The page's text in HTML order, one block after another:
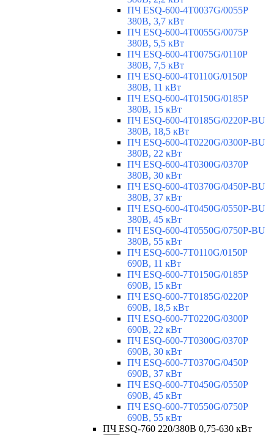
ПЧ ESQ-600-4T0037G/0055P
380В, 3,7 кВт
ПЧ ESQ-600-4T0055G/0075P
380В, 5,5 кВт
ПЧ ESQ-600-4T0075G/0110P
380В, 7,5 кВт
ПЧ ESQ-600-4T0110G/0150P
380В, 11 кВт
ПЧ ESQ-600-4T0150G/0185P
380В, 15 кВт
ПЧ ESQ-600-4T0185G/0220P-BU
380В, 18,5 кВт
ПЧ ESQ-600-4T0220G/0300P-BU
380В, 22 кВт
ПЧ ESQ-600-4T0300G/0370P
380В, 30 кВт
ПЧ ESQ-600-4T0370G/0450P-BU
380В, 37 кВт
ПЧ ESQ-600-4T0450G/0550P-BU
380В, 45 кВт
ПЧ ESQ-600-4T0550G/0750P-BU
380В, 55 кВт
ПЧ ESQ-600-7T0110G/0150P
690В, 11 кВт
ПЧ ESQ-600-7T0150G/0185P
690В, 15 кВт
ПЧ ESQ-600-7T0185G/0220P
690В, 18,5 кВт
ПЧ ESQ-600-7T0220G/0300P
690В, 22 кВт
ПЧ ESQ-600-7T0300G/0370P
690В, 30 кВт
ПЧ ESQ-600-7T0370G/0450P
690В, 37 кВт
ПЧ ESQ-600-7T0450G/0550P
690В, 45 кВт
ПЧ ESQ-600-7T0550G/0750P
690В, 55 кВт
ПЧ ESQ-760 220/380В 0,75-630 кВт